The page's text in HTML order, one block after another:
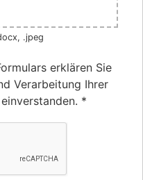
.jpeg
erklären Sie
Verarbeitung Ihrer
*